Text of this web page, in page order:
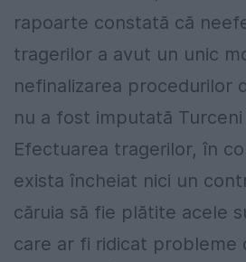
rapoarte constată că
tragerilor a avut un unic
nefinalizarea procedurilor
nu a fost imputată Turceni
Efectuarea tragerilor, în
exista încheiat nici un
căruia să fie plătite acele
care ar fi ridicat probleme